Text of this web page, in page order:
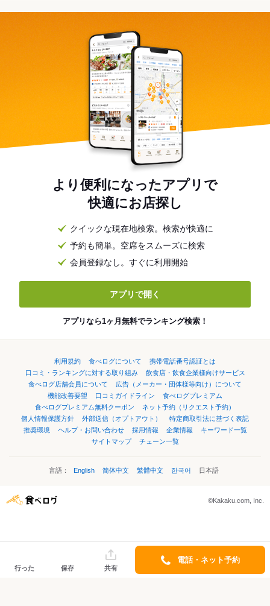
より便利になったアプリで
快適にお店探し
クイックな現在地検索。検索が快適に
予約も簡単。空席をスムーズに検索
会員登録なし。すぐに利用開始
アプリで開く
アプリなら1ヶ月無料でランキング検索！
利用規約 食べログについて
携帯電話番号認証とは
口コミ・ランキングに対する取り組み
飲食店・飲食企業様向けサービス
食べログ店舗会員について
広告（メーカー・団体様等向け）について
機能改善要望
口コミガイドライン
食べログプレミアム
食べログプレミアム無料クーポン
ネット予約（リクエスト予約）
個人情報保護方針
外部送信（オプトアウト）
特定商取引法に基づく表記
推奨環境
ヘルプ・お問い合わせ 採用情報 企業情報
キーワード一覧
サイトマップ
チェーン一覧
言語： English 简体中文 繁體中文 한국어 日本語
©Kakaku.com, Inc.
行った 保存 共有
電話・ネット予約